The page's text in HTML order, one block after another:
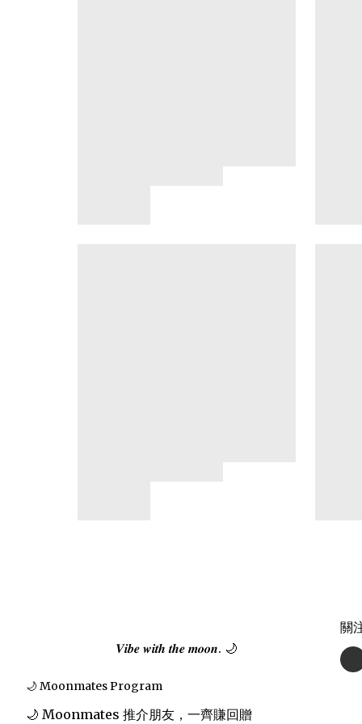
𝑽𝒊𝒃𝒆 𝒘𝒊𝒕𝒉 𝒕𝒉𝒆 𝒎𝒐𝒐𝒏. 🌙
🌙 Moonmates Program
🌙 Moonmates 推介朋友，一齊賺回贈
關